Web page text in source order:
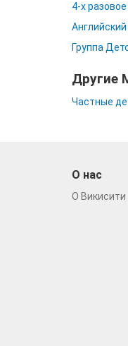
4-х
Группа
Другие
Частные
О нас
О Викисити